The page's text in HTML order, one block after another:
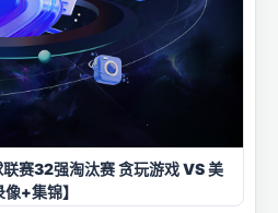
赛32强淘汰赛 贪玩游戏 VS 美
+集锦】